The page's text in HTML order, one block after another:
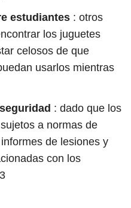
estudiantes : otros
los juguetes
celosos de que
usarlos mientras
: dado que los
a normas de
de lesiones y
con los
3